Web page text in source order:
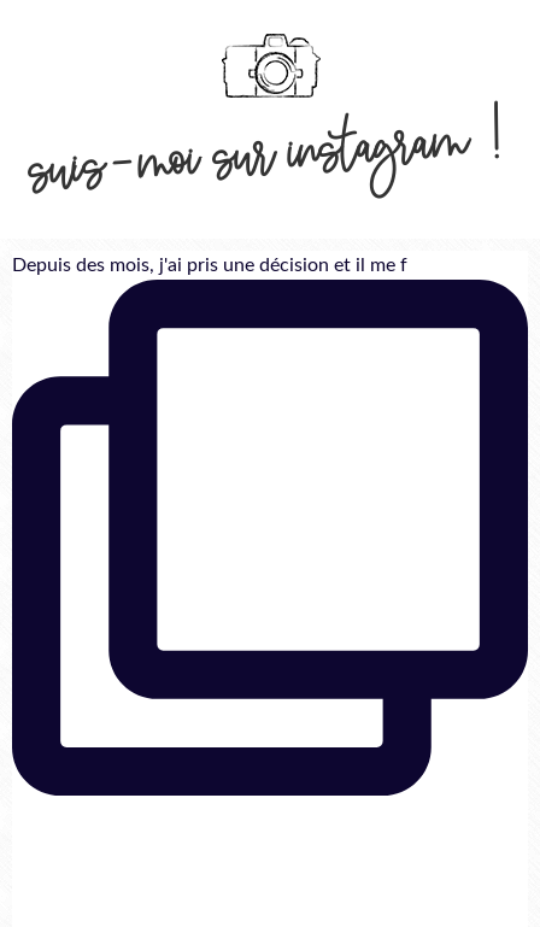
suis-moi sur instagram !
Depuis des mois, j'ai pris une décision et il me f